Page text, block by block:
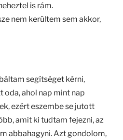
is rám.
nem kerültem sem akkor,
segítséget kérni,
oda, ahol nap mint nap
ezért eszembe se jutott
amit ki tudtam fejezni, az
abbahagyni. Azt gondolom,